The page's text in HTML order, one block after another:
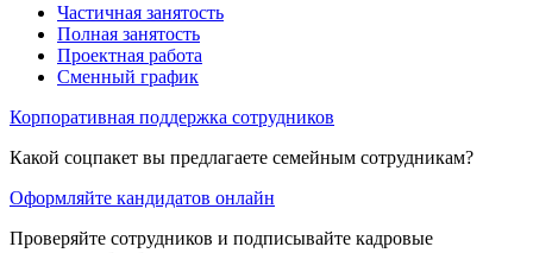
Частичная занятость
Полная занятость
Проектная работа
Сменный график
Корпоративная поддержка сотрудников
Какой соцпакет вы предлагаете семейным сотрудникам?
Оформляйте кандидатов онлайн
Проверяйте сотрудников и подписывайте кадровые